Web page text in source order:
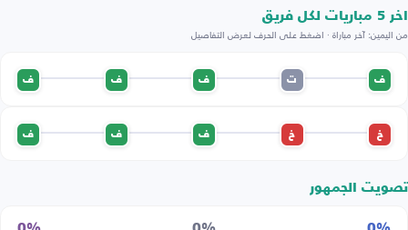
اخر 5 مباريات لكل فريق
من اليمين: آخر مباراة · اضغط على الحرف لعرض التفاصيل
ف ت ف ف ف
خ خ ف ف ف
تصويت الجمهور